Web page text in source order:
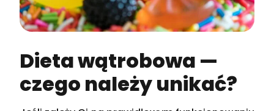
Dieta wątrobowa —
czego należy unikać?